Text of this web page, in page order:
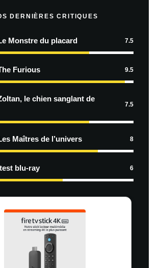
DERNIÈRES CRITIQUES
Monstre du placard 7.5
Furious 9.5
le chien sanglant de
7.5
Maîtres de l’univers 8
blu-ray 6